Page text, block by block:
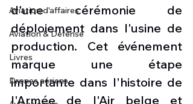
Aviation d'affaires
Aviation & Défense
Livres
Drones aériens
d'une cérémonie de
déploiement dans l'usine de
production. Cet événement
marque une étape
importante dans l'histoire de
l'Armée de l'Air belge et